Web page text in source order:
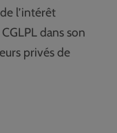
l’intérêt
dans son
privés de